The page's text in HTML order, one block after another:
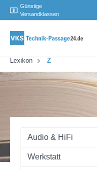
Günstige
Versandklassen
Lexikon Z
Audio & HiFi
Werkstatt